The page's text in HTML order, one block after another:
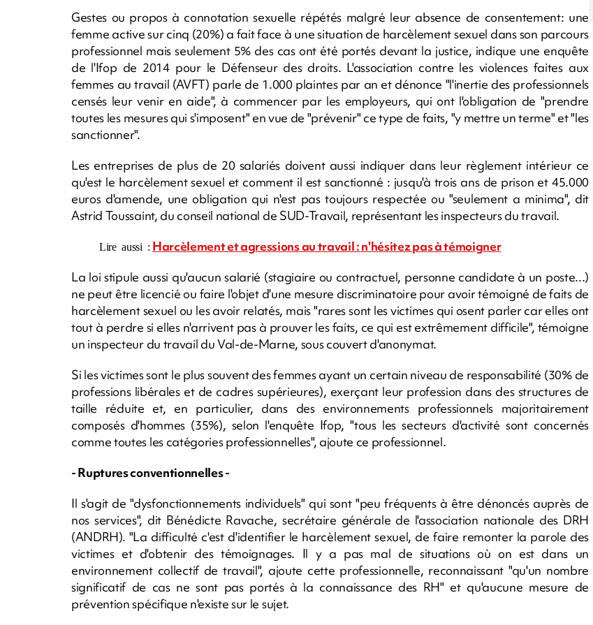
Gestes ou propos à connotation sexuelle répétés malgré leur absence de consentement: une
femme active sur cinq (20%) a fait face à une situation de harcèlement sexuel dans son parcours
professionnel mais seulement 5% des cas ont été portés devant la justice, indique une enquête
de l'Ifop de 2014 pour le Défenseur des droits. L'association contre les violences faites aux
femmes au travail (AVFT) parle de 1.000 plaintes par an et dénonce "l'inertie des professionnels
censés leur venir en aide", à commencer par les employeurs, qui ont l'obligation de "prendre
toutes les mesures qui s'imposent" en vue de "prévenir" ce type de faits, "y mettre un terme" et "les
sanctionner".
Les entreprises de plus de 20 salariés doivent aussi indiquer dans leur règlement intérieur ce
qu'est le harcèlement sexuel et comment il est sanctionné : jusqu'à trois ans de prison et 45.000
euros d'amende, une obligation qui n'est pas toujours respectée ou "seulement a minima", dit
Astrid Toussaint, du conseil national de SUD-Travail, représentant les inspecteurs du travail.
Lire aussi : Harcèlement et agressions au travail : n'hésitez pas à témoigner
La loi stipule aussi qu'aucun salarié (stagiaire ou contractuel, personne candidate à un poste...)
ne peut être licencié ou faire l'objet d'une mesure discriminatoire pour avoir témoigné de faits de
harcèlement sexuel ou les avoir relatés, mais "rares sont les victimes qui osent parler car elles ont
tout à perdre si elles n'arrivent pas à prouver les faits, ce qui est extrêmement difficile", témoigne
un inspecteur du travail du Val-de-Marne, sous couvert d'anonymat.
Si les victimes sont le plus souvent des femmes ayant un certain niveau de responsabilité (30% de
professions libérales et de cadres supérieures), exerçant leur profession dans des structures de
taille réduite et, en particulier, dans des environnements professionnels majoritairement
composés d'hommes (35%), selon l'enquête Ifop, "tous les secteurs d'activité sont concernés
comme toutes les catégories professionnelles", ajoute ce professionnel.
- Ruptures conventionnelles -
Il s'agit de "dysfonctionnements individuels" qui sont "peu fréquents à être dénoncés auprès de
nos services", dit Bénédicte Ravache, secrétaire générale de l'association nationale des DRH
(ANDRH). "La difficulté c'est d'identifier le harcèlement sexuel, de faire remonter la parole des
victimes et d'obtenir des témoignages. Il y a pas mal de situations où on est dans un
environnement collectif de travail", ajoute cette professionnelle, reconnaissant "qu'un nombre
significatif de cas ne sont pas portés à la connaissance des RH" et qu'aucune mesure de
prévention spécifique n'existe sur le sujet.